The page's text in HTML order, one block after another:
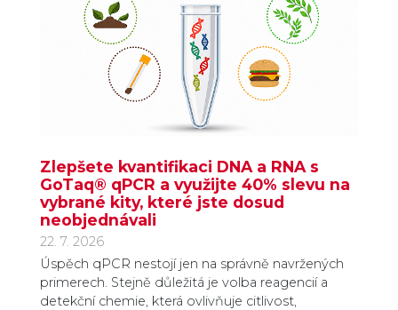
Zlepšete kvantifikaci DNA a RNA s
GoTaq® qPCR a využijte 40% slevu na
vybrané kity, které jste dosud
neobjednávali
22. 7. 2026
Úspěch qPCR nestojí jen na správně navržených
primerech. Stejně důležitá je volba reagencií a
detekční chemie, která ovlivňuje citlivost,